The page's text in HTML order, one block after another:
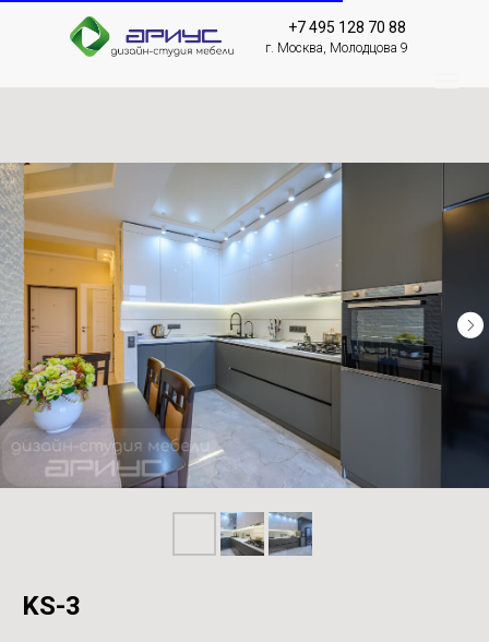
+7 495 128 70 88
г. Москва, Молодцова 9
KS-3